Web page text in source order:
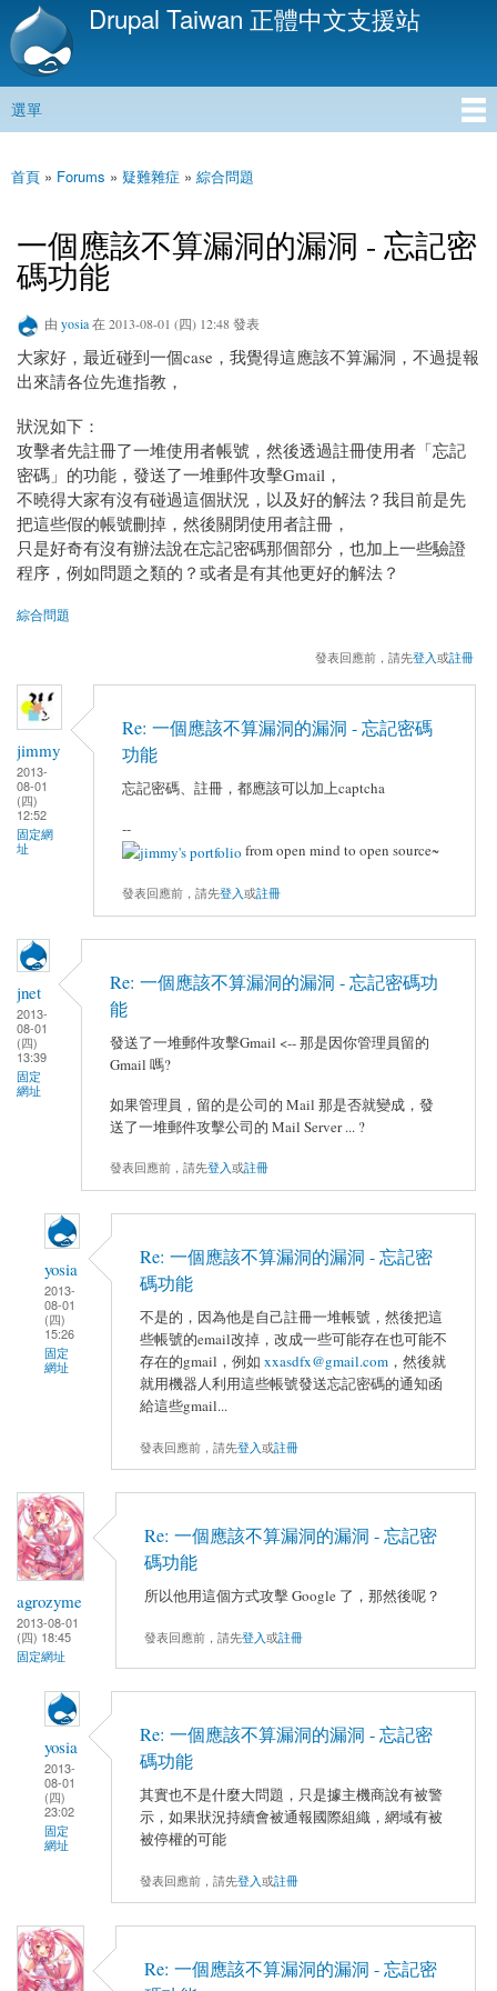
移
內
Drupal Taiwan 正體中文支援站
主選單
選單
您在這裡
首頁 » Forums » 疑難雜症 » 綜合問題
一個應該不算漏洞的漏洞 - 忘記密
碼功能
由 yosia在 2013-08-01 (四) 12:48 發表
大家好，最近碰到一個case，我覺得這應該不算漏洞，不過提報
出來請各位先進指教，
狀況如下：
攻擊者先註冊了一堆使用者帳號，然後透過註冊使用者「忘記
密碼」的功能，發送了一堆郵件攻擊Gmail，
不曉得大家有沒有碰過這個狀況，以及好的解法？我目前是先
把這些假的帳號刪掉，然後關閉使用者註冊，
只是好奇有沒有辦法說在忘記密碼那個部分，也加上一些驗證
程序，例如問題之類的？或者是有其他更好的解法？
綜合問題
發表回應前，請先登入或註冊
jimmy
2013-
08-01
(四)
12:52
固定網
址
Re: 一個應該不算漏洞的漏洞 - 忘記密碼
功能
忘記密碼、註冊，都應該可以加上captcha
--
from open mind to open source~
發表回應前，請先登入或註冊
jnet
2013-
08-01
(四)
13:39
固定
網址
Re: 一個應該不算漏洞的漏洞 - 忘記密碼功
能
發送了一堆郵件攻擊Gmail <-- 那是因你管理員留的
Gmail 嗎?
如果管理員，留的是公司的 Mail 那是否就變成，發
送了一堆郵件攻擊公司的 Mail Server ... ?
發表回應前，請先登入或註冊
yosia
2013-
08-01
(四)
15:26
固定
網址
Re: 一個應該不算漏洞的漏洞 - 忘記密
碼功能
不是的，因為他是自己註冊一堆帳號，然後把這
些帳號的email改掉，改成一些可能存在也可能不
存在的gmail，例如 xxasdfx@gmail.com ，然後就
就用機器人利用這些帳號發送忘記密碼的通知函
給這些gmail...
發表回應前，請先登入或註冊
agrozyme
2013-08-01
(四) 18:45
固定網址
Re: 一個應該不算漏洞的漏洞 - 忘記密
碼功能
所以他用這個方式攻擊 Google 了，那然後呢？
發表回應前，請先登入或註冊
yosia
2013-
08-01
(四)
23:02
固定
網址
Re: 一個應該不算漏洞的漏洞 - 忘記密
碼功能
其實也不是什麼大問題，只是據主機商說有被警
示，如果狀況持續會被通報國際組織，網域有被
被停權的可能
發表回應前，請先登入或註冊
Re: 一個應該不算漏洞的漏洞 - 忘記密